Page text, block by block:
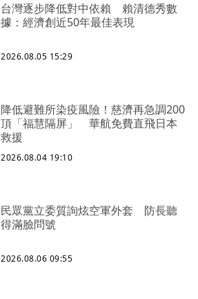
台灣逐步降低對中依賴 賴清德秀數
據：經濟創近50年最佳表現
2026.08.05 15:29
降低避難所染疫風險！慈濟再急調200
頂「福慧隔屏」 華航免費直飛日本
救援
2026.08.04 19:10
民眾黨立委質詢炫空軍外套 防長聽
得滿臉問號
2026.08.06 09:55